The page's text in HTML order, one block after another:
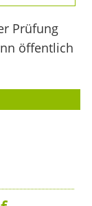
Prüfung
öffentlich